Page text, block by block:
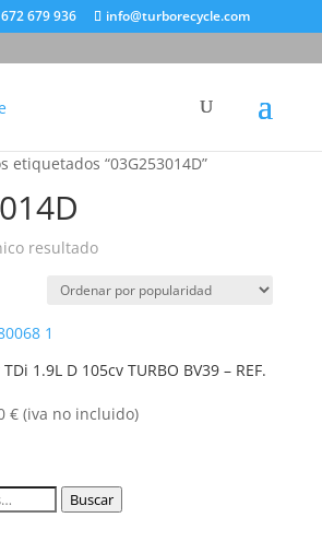
679 936 info@turborecycle.com
etiquetados “03G253014D”
resultado
1.9L D 105cv TURBO BV39 – REF.
€Rango
desde
182,60 €
(iva no incluido)
Buscar